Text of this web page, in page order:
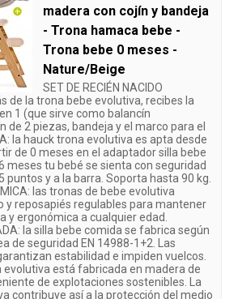
madera con cojín y bandeja
- Trona hamaca bebe -
Trona bebe 0 meses -
Nature/Beige
SET DE RECIÉN NACIDO
de la trona bebe evolutiva, recibes la
1 (que sirve como balancín
de 2 piezas, bandeja y el marco para el
la hauck trona evolutiva es apta desde
de 0 meses en el adaptador silla bebe
meses tu bebé se sienta con seguridad
puntos y a la barra. Soporta hasta 90 kg.
las tronas de bebe evolutiva
y reposapiés regulables para mantener
y ergonómica a cualquier edad.
la silla bebe comida se fabrica según
de seguridad EN 14988-1+2. Las
estabilidad e impiden vuelcos.
evolutiva está fabricada en madera de
de explotaciones sostenibles. La
contribuye así a la protección del medio